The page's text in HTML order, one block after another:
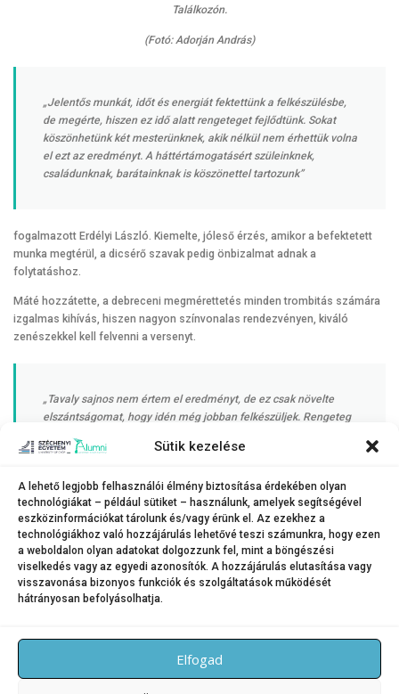
Sütik kezelése
A lehető legjobb felhasználói élmény biztosítása érdekében olyan
technológiákat – például sütiket – használunk, amelyek segítségével
eszközinformációkat tárolunk és/vagy érünk el. Az ezekhez a
technológiákhoz való hozzájárulás lehetővé teszi számunkra, hogy ezen
a weboldalon olyan adatokat dolgozzunk fel, mint a böngészési
viselkedés vagy az egyedi azonosítók. A hozzájárulás elutasítása vagy
visszavonása bizonyos funkciók és szolgáltatások működését
hátrányosan befolyásolhatja.
Elfogad
Találkozón.
(Fotó: Adorján András)
„Jelentős munkát, időt és energiát fektettünk a felkészülésbe,
de megérte, hiszen ez idő alatt rengeteget fejlődtünk. Sokat
köszönhetünk két mesterünknek, akik nélkül nem érhettük volna
el ezt az eredményt. A háttértámogatásért szüleinknek,
családunknak, barátainknak is köszönettel tartozunk”
fogalmazott Erdélyi László. Kiemelte, jóleső érzés, amikor a befektetett
munka megtérül, a dicsérő szavak pedig önbizalmat adnak a
folytatáshoz.
Máté hozzátette, a debreceni megmérettetés minden trombitás számára
izgalmas kihívás, hiszen nagyon színvonalas rendezvényen, kiváló
zenészekkel kell felvenni a versenyt.
„Tavaly sajnos nem értem el eredményt, de ez csak növelte
elszántságomat, hogy idén még jobban felkészüljek. Rengeteg
sikerhez. Nagyon jó érzés volt újra a színpadon állni, és dobogós
versenyre még intenzívebben készüljek”
– zárta.
KATEGÓRIA:HÍREK